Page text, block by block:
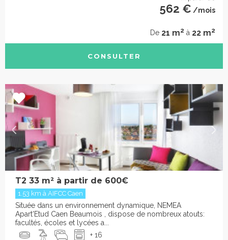
562 € /mois
De 21 m2 à 22 m2
CONSULTER
T2 33 m² à partir de 600€
1.53 km à AIFCC Caen
Située dans un environnement dynamique, NEMEA
Apart'Etud Caen Beaumois , dispose de nombreux atouts:
facultés, écoles et lycées a...
+ 16